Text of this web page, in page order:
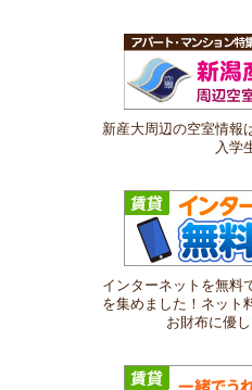
新産大周辺の空室情報
入学
インターネットを無料
を集めました！ネット
お財布に優